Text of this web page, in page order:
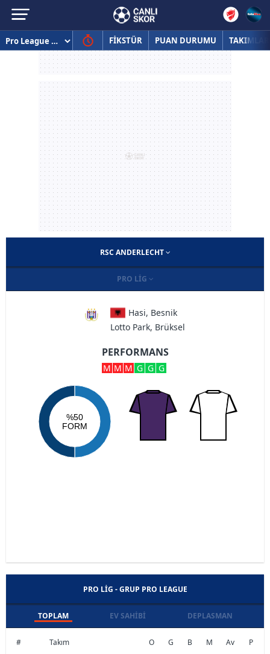
FİKSTÜR PUAN DURUMU TAKIMLAR
RSC ANDERLECHT
PRO LIG
Hasi, Besnik
Lotto Park, Brüksel
PERFORMANS
M M M G G G
%50
FORM
PRO LIG - GRUP PRO LEAGUE
TOPLAM EV SAHIBI DEPLASMAN
# Takım O G B M Av P